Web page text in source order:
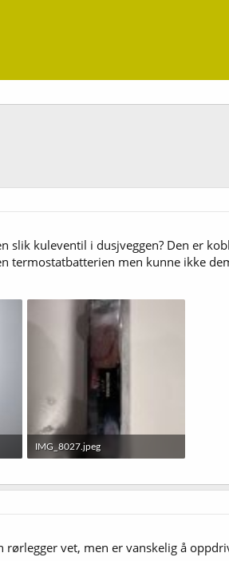
kuleventil i dusjveggen? Den er
termostatbatterien men kunne ikke
IMG_8027.jpeg
vet, men er vanskelig å